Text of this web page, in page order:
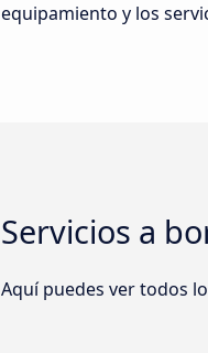
equipamiento y los
Servicios a
Aquí puedes ver todos